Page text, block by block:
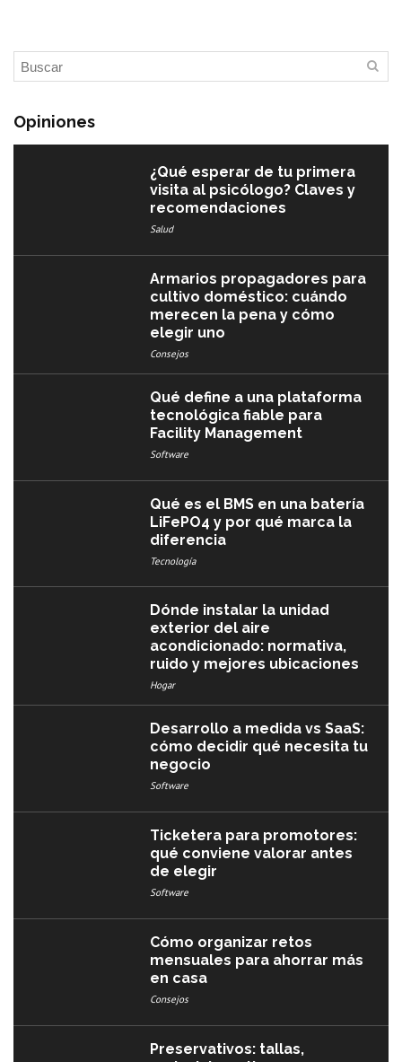
Opiniones
¿Qué esperar de tu primera
visita al psicólogo? Claves y
recomendaciones
Salud
Armarios propagadores para
cultivo doméstico: cuándo
merecen la pena y cómo
elegir uno
Consejos
Qué define a una plataforma
tecnológica fiable para
Facility Management
Software
Qué es el BMS en una batería
LiFePO4 y por qué marca la
diferencia
Tecnología
Dónde instalar la unidad
exterior del aire
acondicionado: normativa,
ruido y mejores ubicaciones
Hogar
Desarrollo a medida vs SaaS:
cómo decidir qué necesita tu
negocio
Software
Ticketera para promotores:
qué conviene valorar antes
de elegir
Software
Cómo organizar retos
mensuales para ahorrar más
en casa
Consejos
Preservativos: tallas,